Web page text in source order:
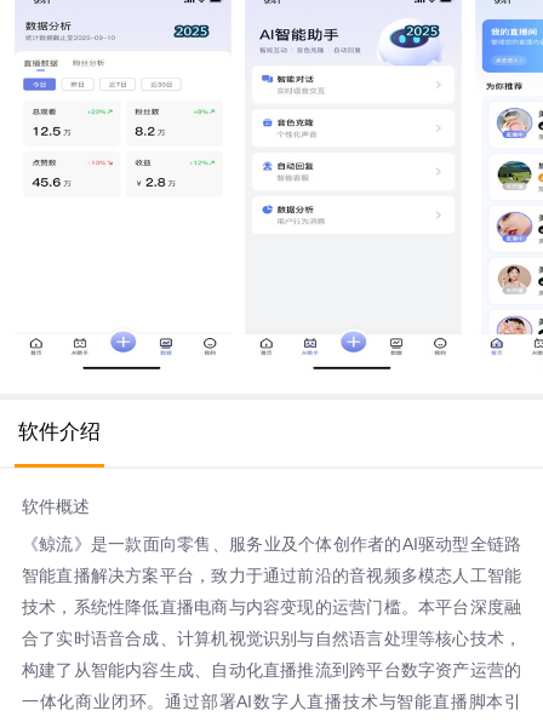
软件介绍
软件概述
《鲸流》是一款面向零售、服务业及个体创作者的AI驱动型全链路
智能直播解决方案平台，致力于通过前沿的音视频多模态人工智能
技术，系统性降低直播电商与内容变现的运营门槛。本平台深度融
合了实时语音合成、计算机视觉识别与自然语言处理等核心技术，
构建了从智能内容生成、自动化直播推流到跨平台数字资产运营的
一体化商业闭环。通过部署AI数字人直播技术与智能直播脚本引